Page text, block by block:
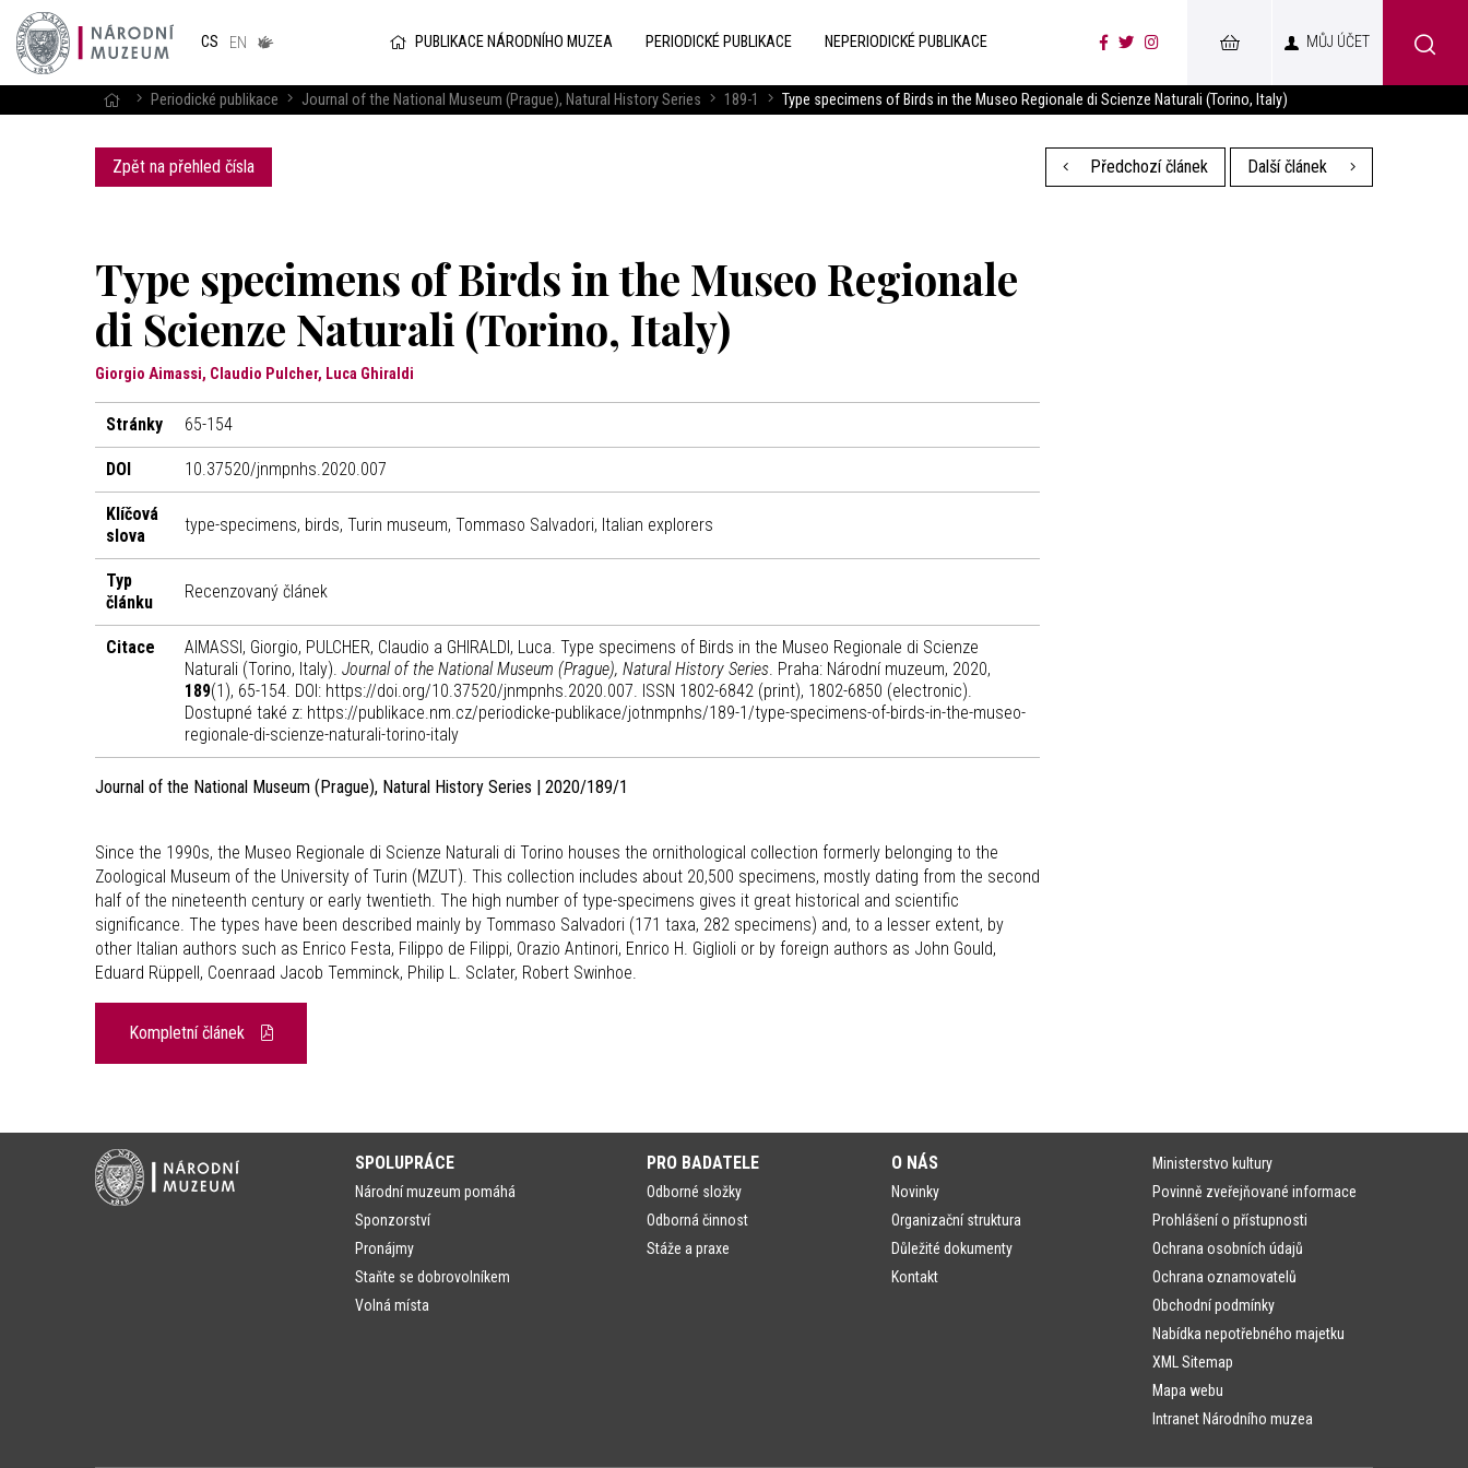
CS EN
v českém
PUBLIKACE NÁRODNÍHO MUZEA PERIODICKÉ PUBLIKACE NEPERIODICKÉ PUBLIKACE MŮJ ÚČET
Periodické publikace Journal of the National Museum (Prague), Natural History Series 189-1 Type specimens of Birds in the Museo Regionale di Scienze Naturali (Torino, Italy)
Zpět na přehled čísla Předchozí článek Další článek
Type specimens of Birds in the Museo Regionale
di Scienze Naturali (Torino, Italy)
Giorgio Aimassi, Claudio Pulcher, Luca Ghiraldi
Stránky 65-154
DOI 10.37520/jnmpnhs.2020.007
Klíčová
slova
type-specimens, birds, Turin museum, Tommaso Salvadori, Italian explorers
Typ
článku
Recenzovaný článek
Citace
AIMASSI, Giorgio, PULCHER, Claudio a GHIRALDI, Luca. Type specimens of Birds in the Museo Regionale di Scienze
Naturali (Torino, Italy). Journal of the National Museum (Prague), Natural History Series. Praha: Národní muzeum, 2020,
189(1), 65-154. DOI: https://doi.org/10.37520/jnmpnhs.2020.007. ISSN 1802-6842 (print), 1802-6850 (electronic).
Dostupné také z: https://publikace.nm.cz/periodicke-publikace/jotnmpnhs/189-1/type-specimens-of-birds-in-the-museo-
regionale-di-scienze-naturali-torino-italy
Journal of the National Museum (Prague), Natural History Series | 2020/189/1
Since the 1990s, the Museo Regionale di Scienze Naturali di Torino houses the ornithological collection formerly belonging to the
Zoological Museum of the University of Turin (MZUT). This collection includes about 20,500 specimens, mostly dating from the second
half of the nineteenth century or early twentieth. The high number of type-specimens gives it great historical and scientific
significance. The types have been described mainly by Tommaso Salvadori (171 taxa, 282 specimens) and, to a lesser extent, by
other Italian authors such as Enrico Festa, Filippo de Filippi, Orazio Antinori, Enrico H. Giglioli or by foreign authors as John Gould,
Eduard Rüppell, Coenraad Jacob Temminck, Philip L. Sclater, Robert Swinhoe.
Kompletní článek
SPOLUPRÁCE
Národní muzeum pomáhá
Sponzorství
Pronájmy
Staňte se dobrovolníkem
Volná místa
PRO BADATELE
Odborné složky
Odborná činnost
Stáže a praxe
O NÁS
Novinky
Organizační struktura
Důležité dokumenty
Kontakt
Ministerstvo kultury
Povinně zveřejňované informace
Prohlášení o přístupnosti
Ochrana osobních údajů
Ochrana oznamovatelů
Obchodní podmínky
Nabídka nepotřebného majetku
XML Sitemap
Mapa webu
Intranet Národního muzea